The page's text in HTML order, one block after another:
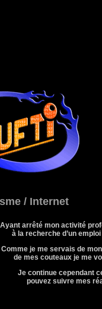
/ Internet
Ayant arrêté mon activité
à la recherche d’un
Comme je me servais de
de mes couteaux je me
Je continue cependant
pouvez suivre mes